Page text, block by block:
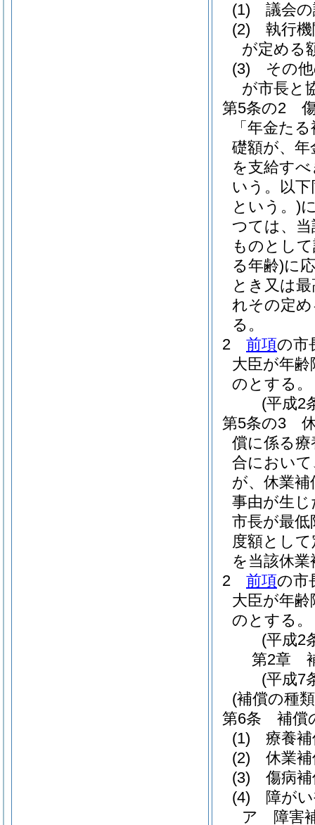
(1)
議会
(2)
執行
が定める
(3)
その
が市長と
第5条の2
「年金た
礎額が、
を支給す
いう。以下
という。)
つては、
ものとし
る年齢)に
とき又は
れその定
る。
2
前項の市
大臣が年
のとする。
(平成2
第5条の3
償に係る
合におい
が、休業
事由が生
市長が最
度額とし
を当該休
2
前項の市
大臣が年
のとする。
(平成2
第2章
(平成7
(補償の種
第6条
補償
(1)
療養
(2)
休業
(3)
傷病
(4)
障が
ア
障害